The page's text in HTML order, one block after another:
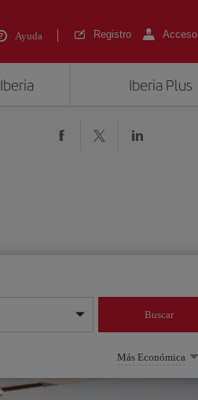
Ayuda Registro Acceso
Iberia Plus
año
Buscar
Más Económica